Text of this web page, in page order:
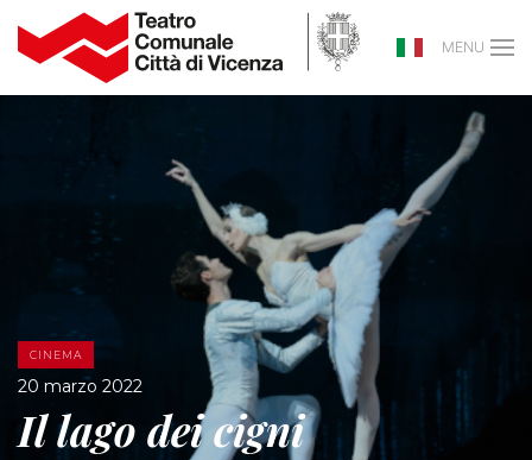
MENU
CINEMA
20 marzo 2022
Il lago dei cigni